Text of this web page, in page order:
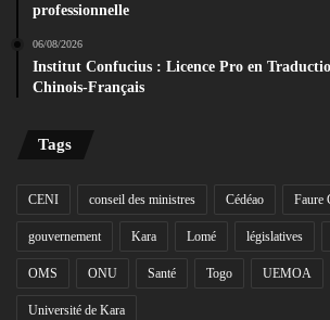
professionnelle
06/08/2026
Institut Confucius : Licence Pro en
Chinois-Français
Tags
CENI conseil des ministres Cédéao Faure
gouvernement Kara Lomé législatives
OMS ONU Santé Togo UEMOA
Université de Kara